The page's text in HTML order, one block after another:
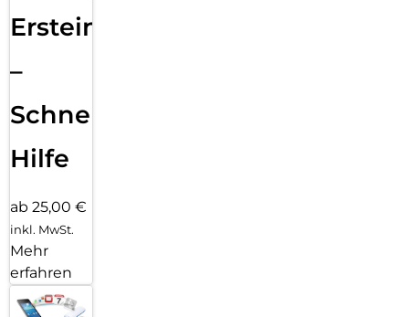
Ersteinrichtung
–
Schnelle
Hilfe
ab 25,00 €
inkl. MwSt.
Mehr
erfahren